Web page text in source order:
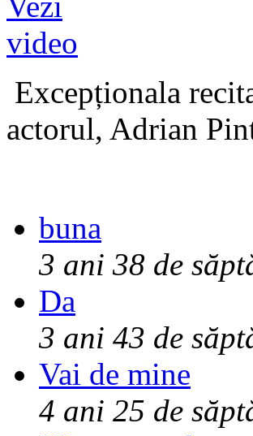
Excepționala
actorul, Adrian
buna
3 ani 38 de
Da
3 ani 43 de
Vai de mine
4 ani 25 de